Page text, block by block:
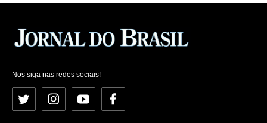
Nos siga nas redes sociais!
Twitter InstagramYouTubeFacebook